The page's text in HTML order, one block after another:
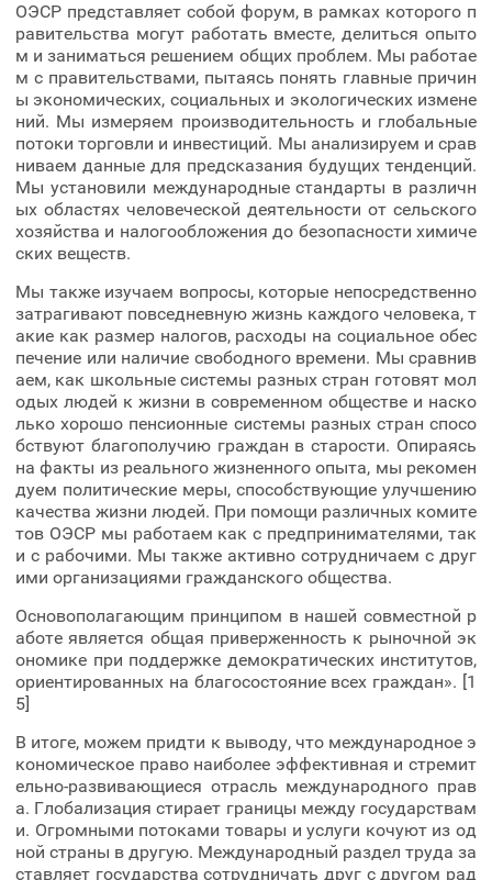
ОЭСР представляет собой форум, в рамках которого п
равительства могут работать вместе, делиться опыто
м и заниматься решением общих проблем. Мы работае
м с правительствами, пытаясь понять главные причин
ы экономических, социальных и экологических измене
ний. Мы измеряем производительность и глобальные
потоки торговли и инвестиций. Мы анализируем и срав
ниваем данные для предсказания будущих тенденций.
Мы установили международные стандарты в различн
ых областях человеческой деятельности от сельского
хозяйства и налогообложения до безопасности химиче
ских веществ.
Мы также изучаем вопросы, которые непосредственно
затрагивают повседневную жизнь каждого человека, т
акие как размер налогов, расходы на социальное обес
печение или наличие свободного времени. Мы сравнив
аем, как школьные системы разных стран готовят мол
одых людей к жизни в современном обществе и наско
лько хорошо пенсионные системы разных стран спосо
бствуют благополучию граждан в старости. Опираясь
на факты из реального жизненного опыта, мы рекомен
дуем политические меры, способствующие улучшению
качества жизни людей. При помощи различных комите
тов ОЭСР мы работаем как с предпринимателями, так
и с рабочими. Мы также активно сотрудничаем с друг
ими организациями гражданского общества.
Основополагающим принципом в нашей совместной р
аботе является общая приверженность к рыночной эк
ономике при поддержке демократических институтов,
ориентированных на благосостояние всех граждан». [1
5]
В итоге, можем придти к выводу, что международное э
кономическое право наиболее эффективная и стремит
ельно-развивающиеся отрасль международного прав
а. Глобализация стирает границы между государствам
и. Огромными потоками товары и услуги кочуют из од
ной страны в другую. Международный раздел труда за
ставляет государства сотрудничать друг с другом рад